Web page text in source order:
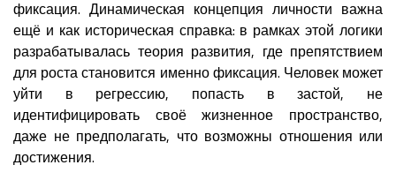
фиксация. Динамическая концепция личности важна
ещё и как историческая справка: в рамках этой логики
разрабатывалась теория развития, где препятствием
для роста становится именно фиксация. Человек может
уйти в регрессию, попасть в застой, не
идентифицировать своё жизненное пространство,
даже не предполагать, что возможны отношения или
достижения.